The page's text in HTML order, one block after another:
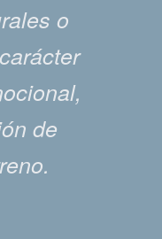
o
de